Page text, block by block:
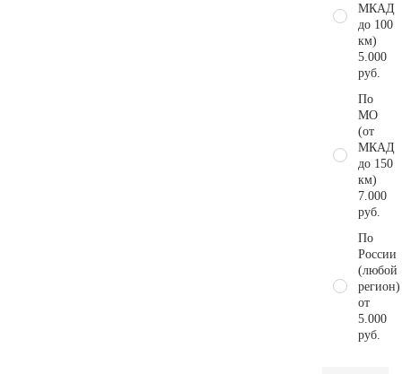
МКАД
до 100
км)
5.000
руб.
По
МО
(от
МКАД
до 150
км)
7.000
руб.
По
России
(любой
регион)
от
5.000
руб.